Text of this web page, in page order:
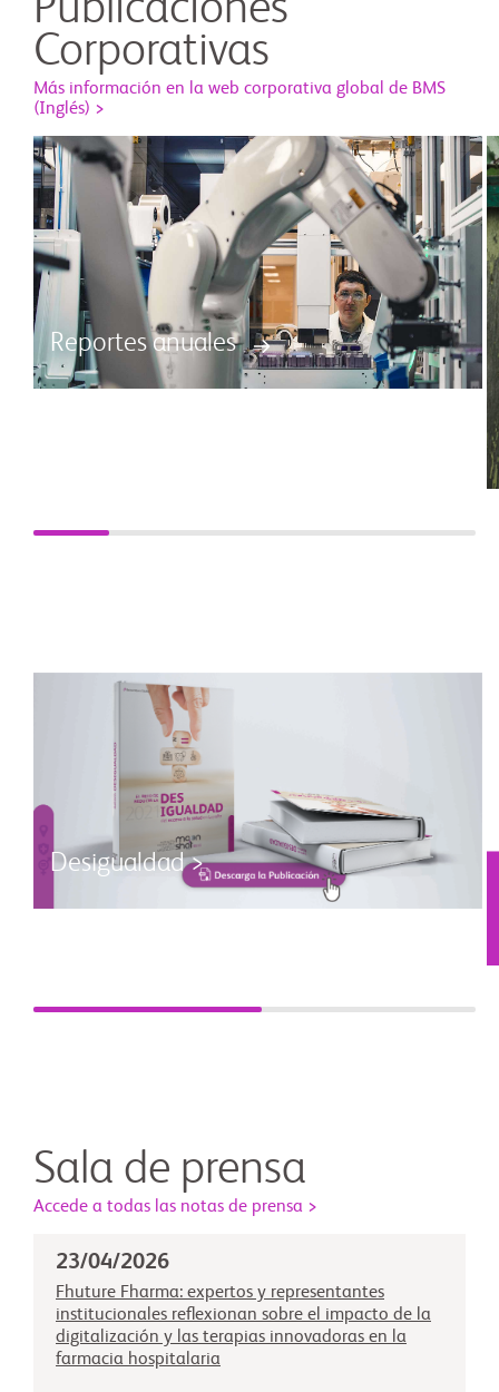
Publicaciones
Corporativas
Más información en la web corporativa global de BMS
(Inglés) >
Reportes anuales
Desigualdad >
Sala de prensa
Accede a todas las notas de prensa >
23/04/2026
Fhuture Fharma: expertos y representantes
institucionales reflexionan sobre el impacto de la
digitalización y las terapias innovadoras en la
farmacia hospitalaria